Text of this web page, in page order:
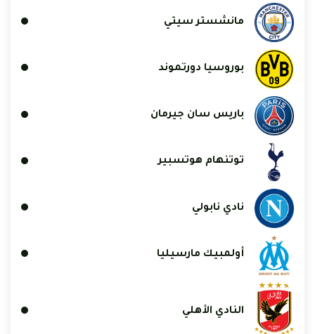
مانشستر سيتي
بوروسيا دورتموند
باريس سان جيرمان
توتنهام هوتسبير
نادي نابولي
أولمبيك مارسيليا
النادي الأهلي